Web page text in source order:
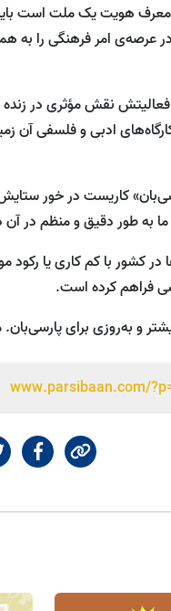
معرف هویت یک ملت است
عرصه‌ی امر فرهنگی را به
نقش مؤثری در
ادبی و فلسفی آن
کاریست در خور
به طور دقیق و منظم در آن
در کشور با کم کاری یا رکود
فراهم کرده است.
و به‌روزی برای پارسی‌بان.
www.parsibaan.com/